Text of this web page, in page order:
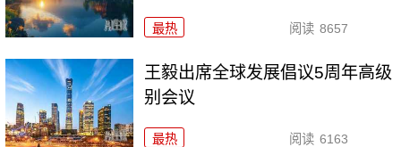
最热 阅读 8657
王毅出席全球发展倡议5周年高级
别会议
最热 阅读 6163